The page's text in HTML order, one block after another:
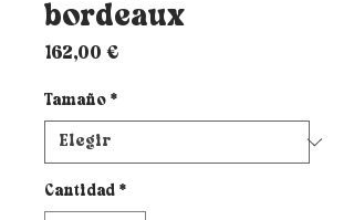
bordeaux
162,00 €
Tamaño *
Cantidad *